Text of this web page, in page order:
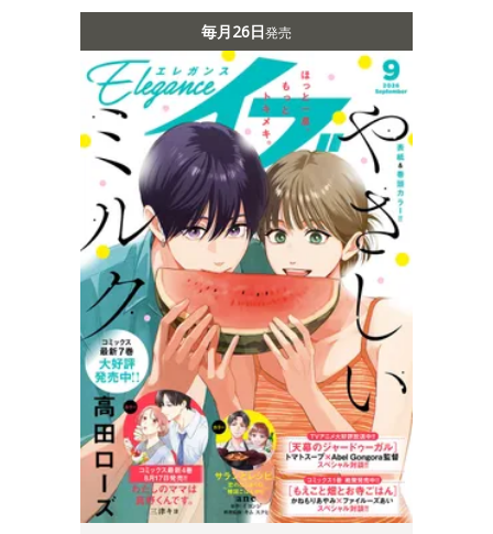
毎月26日発売